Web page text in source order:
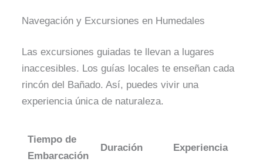
Navegación y Excursiones en Humedales
Las excursiones guiadas te llevan a lugares
inaccesibles. Los guías locales te enseñan cada
rincón del Bañado. Así, puedes vivir una
experiencia única de naturaleza.
Tiempo de
Embarcación
Duración Experiencia